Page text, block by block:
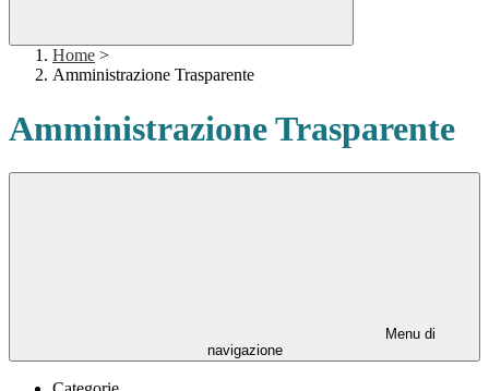
Home >
Amministrazione Trasparente
Amministrazione Trasparente
Menu di
navigazione